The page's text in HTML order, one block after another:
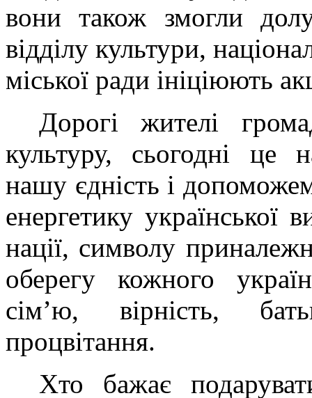
вони також змогли
відділу культури,
міської ради ініціюють
Дорогі жителі
культуру, сьогодні це
нашу єдність і
енергетику української
нації, символу
оберегу кожного
сім’ю, вірність,
процвітання.
Хто бажає